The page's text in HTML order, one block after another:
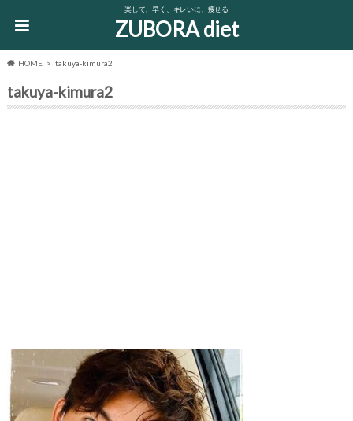
楽して、早く、キレいに、痩せる
ZUBORA diet
HOME takuya-kimura2
takuya-kimura2